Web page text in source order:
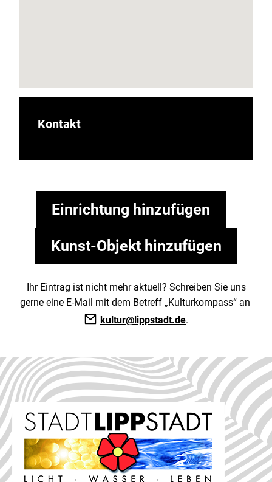
Kontakt
Einrichtung hinzufügen
Kunst-Objekt hinzufügen
Ihr Eintrag ist nicht mehr aktuell? Schreiben Sie uns
gerne eine E-Mail mit dem Betreff „Kulturkompass“ an
kultur@lippstadt.de.